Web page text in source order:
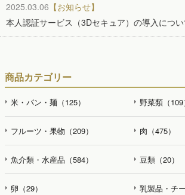
2025.03.06 【お知らせ】
本人認証サービス（3Dセキュア）の導入につ
商品カテゴリー
米・パン・麺（125） 野菜類（109
フルーツ・果物（209） 肉（475）
魚介類・水産品（584） 豆類（20）
卵（29） 乳製品・チ